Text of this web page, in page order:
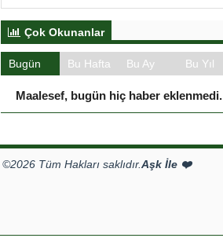
Çok Okunanlar
Bugün Bu Hafta Bu Ay Bu Yıl
Maalesef, bugün hiç haber eklenmedi.
©2026 Tüm Hakları saklıdır.Aşk İle ❤️